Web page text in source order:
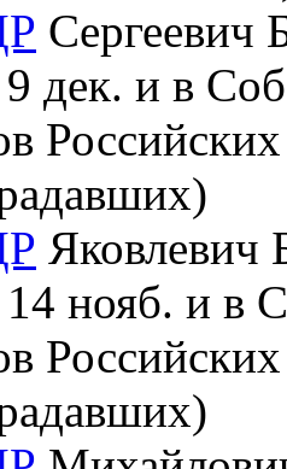
Сергеевич
дек. и в
Яковлевич
нояб. и в